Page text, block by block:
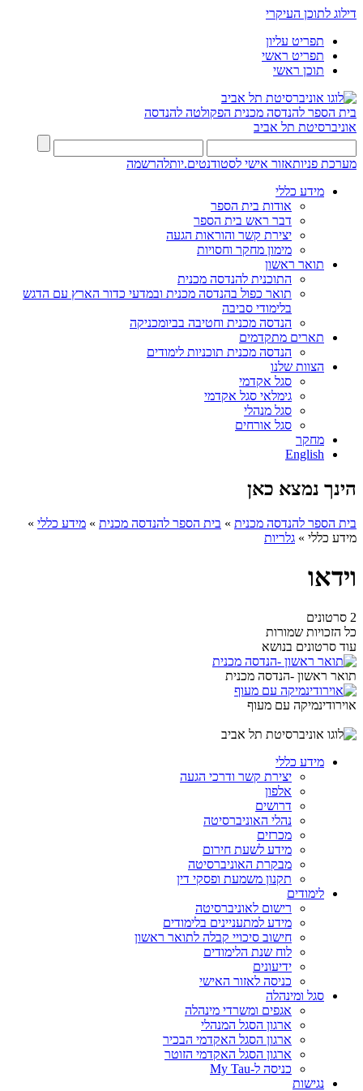
דילוג לתוכן העיקרי
תפריט עליון
תפריט ראשי
תוכן ראשי
בית הספר להנדסה מכנית הפקולטה להנדסה
אוניברסיטת תל אביב
מערכת פניותאזור אישי לסטודנטים.יותלהרשמה
מידע כללי
אודות בית הספר
דבר ראש בית הספר
יצירת קשר והוראות הגעה
מימון מחקר וחסויות
תואר ראשון
התוכנית להנדסה מכנית
תואר כפול בהנדסה מכנית ובמדעי כדור הארץ עם הדגש
בלימודי סביבה
הנדסה מכנית וחטיבה בביומכניקה
תארים מתקדמים
הנדסה מכנית תוכניות לימודים
הצוות שלנו
סגל אקדמי
גימלאי סגל אקדמי
סגל מנהלי
סגל אורחים
מחקר
English
הינך נמצא כאן
בית הספר להנדסה מכנית » בית הספר להנדסה מכנית » מידע כללי »
מידע כללי » גלריות
וידאו
2 סרטונים
כל הזכויות שמורות
עוד סרטונים בנושא
תואר ראשון -הנדסה מכנית
אוירודינמיקה עם מעוף
מידע כללי
יצירת קשר ודרכי הגעה
אלפון
דרושים
נהלי האוניברסיטה
מכרזים
מידע לשעת חירום
מבקרת האוניברסיטה
תקנון משמעת ופסקי דין
לימודים
רישום לאוניברסיטה
מידע למתעניינים בלימודים
חישוב סיכויי קבלה לתואר ראשון
לוח שנת הלימודים
ידיעונים
כניסה לאזור האישי
סגל ומינהלה
אגפים ומשרדי מינהלה
ארגון הסגל המנהלי
ארגון הסגל האקדמי הבכיר
ארגון הסגל האקדמי הזוטר
כניסה ל-My Tau
נגישות